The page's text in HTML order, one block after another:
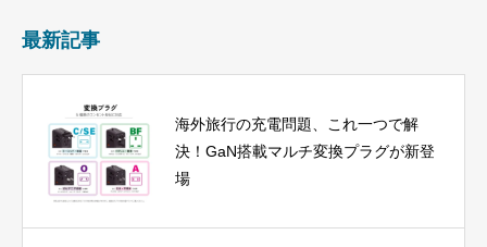
最新記事
海外旅行の充電問題、これ一つで解
決！GaN搭載マルチ変換プラグが新登
場